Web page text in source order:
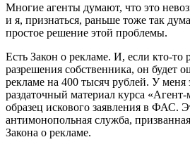
Многие агенты думают, что это
и я, признаться, раньше тоже так
простое решение этой проблемы.
Есть Закон о рекламе. И, если кто-то
разрешения собственника, он будет
рекламе на 400 тысяч рублей. У меня
раздаточный материал курса
образец искового заявления в ФАС.
антимонопольная служба,
Закона о рекламе.